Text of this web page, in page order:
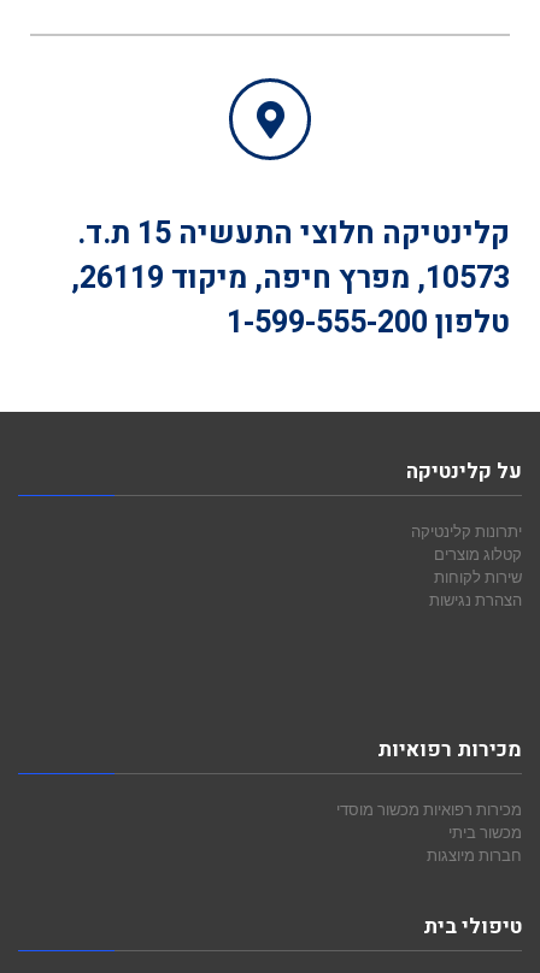
קלינטיקה
חלוצי התעשיה 15 ת.ד.
10573, מפרץ חיפה, מיקוד 26119,
טלפון1-599-555-200
על קלינטיקה
יתרונות קלינטיקה
קטלוג מוצרים
שירות לקוחות
הצהרת נגישות
מכירות רפואיות
מכירות רפואיות מכשור מוסדי
מכשור ביתי
חברות מיוצגות
טיפולי בית